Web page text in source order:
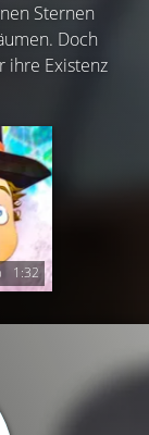
Sternen
Doch
ihre Existenz
1:32